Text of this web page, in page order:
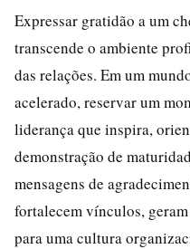
Expressar gratidão a um
transcende o ambiente
das relações. Em um
acelerado, reservar um
liderança que inspira,
demonstração de
mensagens de
fortalecem vínculos,
para uma cultura